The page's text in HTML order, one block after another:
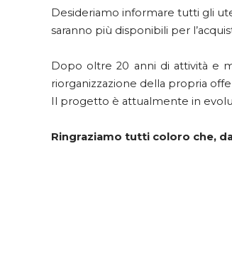
Desideriamo informare tutti gli
saranno più disponibili per
Dopo oltre 20 anni di attività e
riorganizzazione della propria
Il progetto è attualmente in
Ringraziamo tutti coloro che,